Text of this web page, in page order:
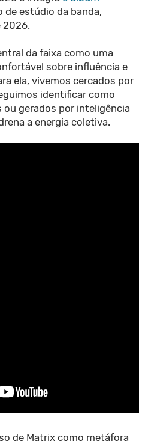
de estúdio da banda,
2026.
da faixa como uma
sobre influência e
ela, vivemos cercados por
identificar como
gerados por inteligência
a energia coletiva.
de Matrix como metáfora